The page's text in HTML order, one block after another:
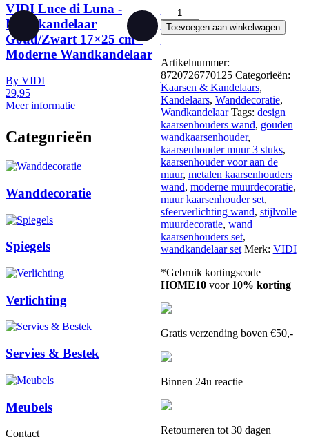
VIDI
-
Wand
Kaarsenhouder
Set
3
Stuks
-
Metalen
Muurdecoratie
aantal
Toevoegen aan winkelwagen
Artikelnummer:
8720726770125 Categorieën:
Kaarsen & Kandelaars,
Kandelaars, Wanddecoratie,
Wandkandelaar Tags: design
kaarsenhouders wand, gouden
wandkaarsenhouder,
kaarsenhouder muur 3 stuks,
kaarsenhouder voor aan de
muur, metalen kaarsenhouders
wand, moderne muurdecoratie,
muur kaarsenhouder set,
sfeerverlichting wand, stijlvolle
muurdecoratie, wand
kaarsenhouders set,
wandkandelaar set Merk: VIDI
*Gebruik kortingscode
HOME10voor 10% korting
Gratis verzending boven €50,-
Binnen 24u reactie
Retourneren tot 30 dagen
VIDI Luce di Luna -
Muurkandelaar
Goud/Zwart 17×25 cm -
Moderne Wandkandelaar
By VIDI
29,95
Meer informatie
VIDI Tesaro Nascoto -
Muurkandelaar 24×24
- Luxe Wandkandelaar
By VIDI
0,00
Opties selecteren
Categorieën
Wanddecoratie
Spiegels
Verlichting
Servies & Bestek
Meubels
Contact